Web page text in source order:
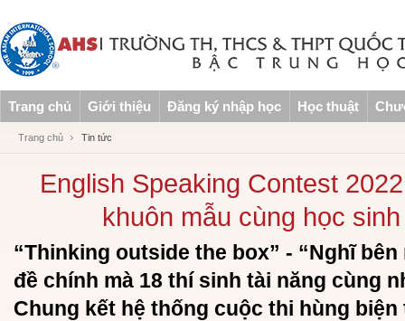
Trang chủ Giới thiệu Đăng ký nhập học Học thuật
Trang chủ Tin tức
English Speaking Contest
khuôn mẫu cùng học
“Thinking outside the box” - “Nghĩ
đề chính mà 18 thí sinh tài năng cùng
Chung kết hệ thống cuộc thi hùng